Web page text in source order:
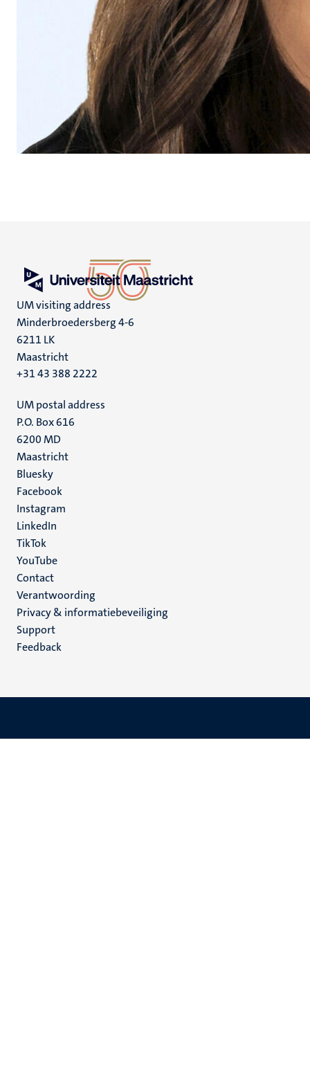
UM visiting address
Minderbroedersberg 4-6
6211 LK
Maastricht
+31 43 388 2222
UM postal address
P.O. Box 616
6200 MD
Maastricht
Social
media
Bluesky
Facebook
Instagram
LinkedIn
TikTok
YouTube
Menu
footer
(NL)
Contact
Verantwoording
Privacy & informatiebeveiliging
Support
Feedback